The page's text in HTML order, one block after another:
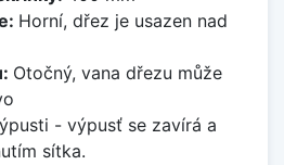
Horní, dřez je usazen nad
Otočný, vana dřezu může
- výpusť se zavírá a
sítka.